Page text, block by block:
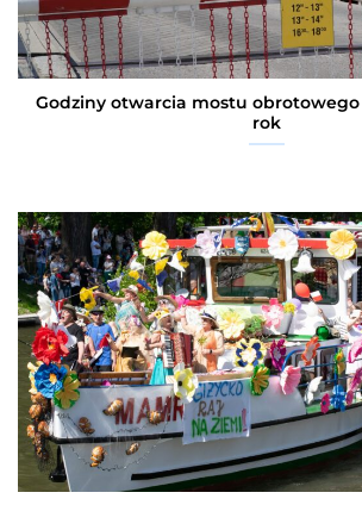
Godziny otwarcia mostu obrotowego
rok